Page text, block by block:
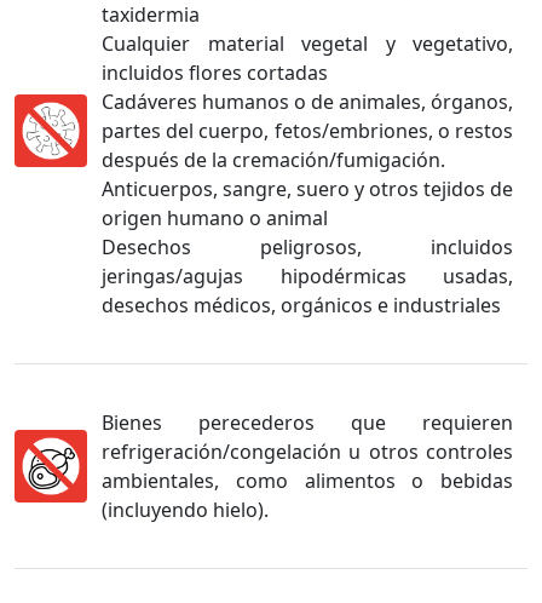
taxidermia
Cualquier material vegetal y vegetativo,
incluidos flores cortadas
Cadáveres humanos o de animales, órganos,
partes del cuerpo, fetos/embriones, o restos
después de la cremación/fumigación.
Anticuerpos, sangre, suero y otros tejidos de
origen humano o animal
Desechos peligrosos, incluidos
jeringas/agujas hipodérmicas usadas,
desechos médicos, orgánicos e industriales
Bienes perecederos que requieren
refrigeración/congelación u otros controles
ambientales, como alimentos o bebidas
(incluyendo hielo).